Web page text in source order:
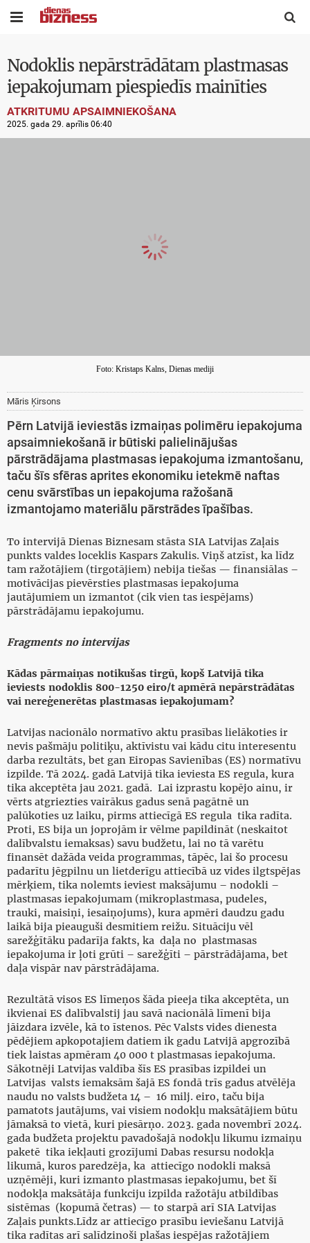
 
Nodoklis nepārstrādātam plastmasas
iepakojumam piespiedīs mainīties
ATKRITUMU APSAIMNIEKOŠANA
2025. gada 29. aprīlis 06:40
Foto: Kristaps Kalns, Dienas mediji
Māris Ķirsons
Pērn Latvijā ieviestās izmaiņas polimēru iepakojuma
apsaimniekošanā ir būtiski palielinājušas
pārstrādājama plastmasas iepakojuma izmantošanu,
taču šīs sfēras aprites ekonomiku ietekmē naftas
cenu svārstības un iepakojuma ražošanā
izmantojamo materiālu pārstrādes īpašības.
To intervijā Dienas Biznesam stāsta SIA Latvijas Zaļais
punkts valdes loceklis Kaspars Zakulis. Viņš atzīst, ka līdz
tam ražotājiem (tirgotājiem) nebija tiešas — finansiālas –
motivācijas pievērsties plastmasas iepakojuma
jautājumiem un izmantot (cik vien tas iespējams)
pārstrādājamu iepakojumu.
Fragments no intervijas
Kādas pārmaiņas notikušas tirgū, kopš Latvijā tika
ieviests nodoklis 800-1250 eiro/t apmērā nepārstrādātas
vai nereģenerētas plastmasas iepakojumam?
Latvijas nacionālo normatīvo aktu prasības lielākoties ir
nevis pašmāju politiķu, aktīvistu vai kādu citu interesentu
darba rezultāts, bet gan Eiropas Savienības (ES) normatīvu
izpilde. Tā 2024. gadā Latvijā tika ieviesta ES regula, kura
tika akceptēta jau 2021. gadā. Lai izprastu kopējo ainu, ir
vērts atgriezties vairākus gadus senā pagātnē un
palūkoties uz laiku, pirms attiecīgā ES regula tika radīta.
Proti, ES bija un joprojām ir vēlme papildināt (neskaitot
dalībvalstu iemaksas) savu budžetu, lai no tā varētu
finansēt dažāda veida programmas, tāpēc, lai šo procesu
padarītu jēgpilnu un lietderīgu attiecībā uz vides ilgtspējas
mērķiem, tika nolemts ieviest maksājumu – nodokli –
plastmasas iepakojumam (mikroplastmasa, pudeles,
trauki, maisiņi, iesaiņojums), kura apmēri daudzu gadu
laikā bija pieauguši desmitiem reižu. Situāciju vēl
sarežģītāku padarīja fakts, ka daļa no plastmasas
iepakojuma ir ļoti grūti – sarežģīti – pārstrādājama, bet
daļa vispār nav pārstrādājama.
Rezultātā visos ES līmeņos šāda pieeja tika akceptēta, un
ikvienai ES dalībvalstij jau savā nacionālā līmenī bija
jāizdara izvēle, kā to īstenos. Pēc Valsts vides dienesta
pēdējiem apkopotajiem datiem ik gadu Latvijā apgrozībā
tiek laistas apmēram 40 000 t plastmasas iepakojuma.
Sākotnēji Latvijas valdība šīs ES prasības izpildei un
Latvijas valsts iemaksām šajā ES fondā trīs gadus atvēlēja
naudu no valsts budžeta 14 – 16 milj. eiro, taču bija
pamatots jautājums, vai visiem nodokļu maksātājiem būtu
jāmaksā to vietā, kuri piesārņo. 2023. gada novembrī 2024.
gada budžeta projektu pavadošajā nodokļu likumu izmaiņu
paketē tika iekļauti grozījumi Dabas resursu nodokļa
likumā, kuros paredzēja, ka attiecīgo nodokli maksā
uzņēmēji, kuri izmanto plastmasas iepakojumu, bet šī
nodokļa maksātāja funkciju izpilda ražotāju atbildības
sistēmas (kopumā četras) — to starpā arī SIA Latvijas
Zaļais punkts.Līdz ar attiecīgo prasību ieviešanu Latvijā
tika radītas arī salīdzinoši plašas iespējas ražotājiem